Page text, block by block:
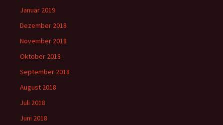
Januar 2019
Dezember 2018
November 2018
Oktober 2018
September 2018
August 2018
Juli 2018
Juni 2018